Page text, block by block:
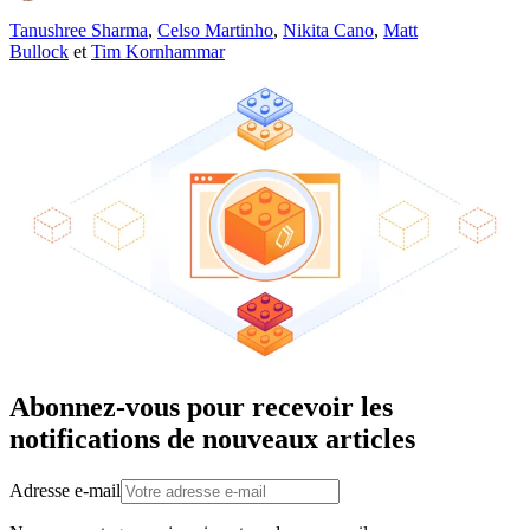
Tanushree Sharma, Celso Martinho, Nikita Cano, Matt
Bullock et Tim Kornhammar
Abonnez-vous pour recevoir les
notifications de nouveaux articles
Adresse e-mail